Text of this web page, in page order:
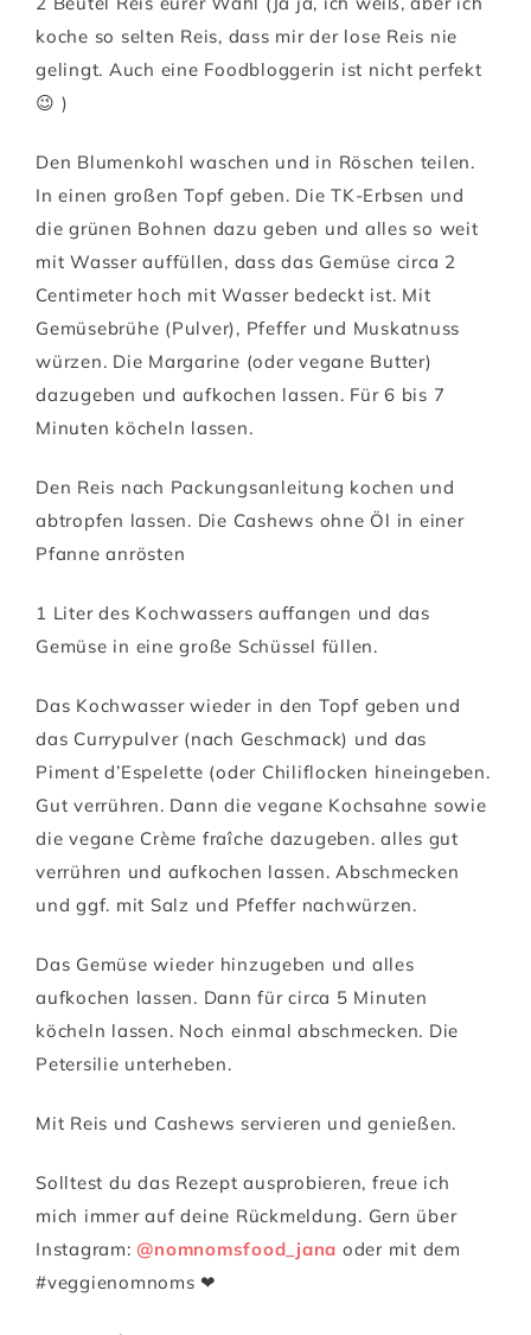
koche so selten Reis, dass mir der lose Reis nie
gelingt. Auch eine Foodbloggerin ist nicht perfekt
😉 )
Den Blumenkohl waschen und in Röschen teilen.
In einen großen Topf geben. Die TK-Erbsen und
die grünen Bohnen dazu geben und alles so weit
mit Wasser auffüllen, dass das Gemüse circa 2
Centimeter hoch mit Wasser bedeckt ist. Mit
Gemüsebrühe (Pulver), Pfeffer und Muskatnuss
würzen. Die Margarine (oder vegane Butter)
dazugeben und aufkochen lassen. Für 6 bis 7
Minuten köcheln lassen.
Den Reis nach Packungsanleitung kochen und
abtropfen lassen. Die Cashews ohne Öl in einer
Pfanne anrösten
1 Liter des Kochwassers auffangen und das
Gemüse in eine große Schüssel füllen.
Das Kochwasser wieder in den Topf geben und
das Currypulver (nach Geschmack) und das
Piment d’Espelette (oder Chiliflocken hineingeben.
Gut verrühren. Dann die vegane Kochsahne sowie
die vegane Crème fraîche dazugeben. alles gut
verrühren und aufkochen lassen. Abschmecken
und ggf. mit Salz und Pfeffer nachwürzen.
Das Gemüse wieder hinzugeben und alles
aufkochen lassen. Dann für circa 5 Minuten
köcheln lassen. Noch einmal abschmecken. Die
Petersilie unterheben.
Mit Reis und Cashews servieren und genießen.
Solltest du das Rezept ausprobieren, freue ich
mich immer auf deine Rückmeldung. Gern über
Instagram: @nomnomsfood_jana oder mit dem
#veggienomnoms ❤